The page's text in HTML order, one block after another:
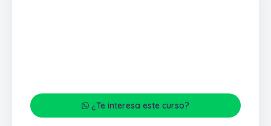
¿Te interesa este curso?